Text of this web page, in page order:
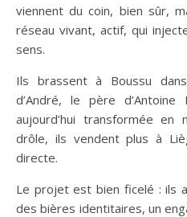
viennent du coin, bien sûr,
réseau vivant, actif, qui
sens.
Ils brassent à Boussu
d’André, le père d’Antoine
aujourd’hui transformée en
drôle, ils vendent plus à
directe.
Le projet est bien ficelé : ils
des bières identitaires, un